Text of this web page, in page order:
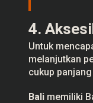
4.
Untuk
melanjutkan
cukup
Balimemiliki